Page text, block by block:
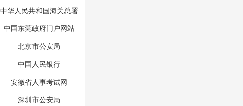
中华人民共和国海关总署
中国东莞政府门户网站
北京市公安局
中国人民银行
安徽省人事考试网
深圳市公安局